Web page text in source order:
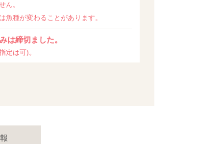
ん。
種が変わることがあります。
は締切ました。
定は可)。